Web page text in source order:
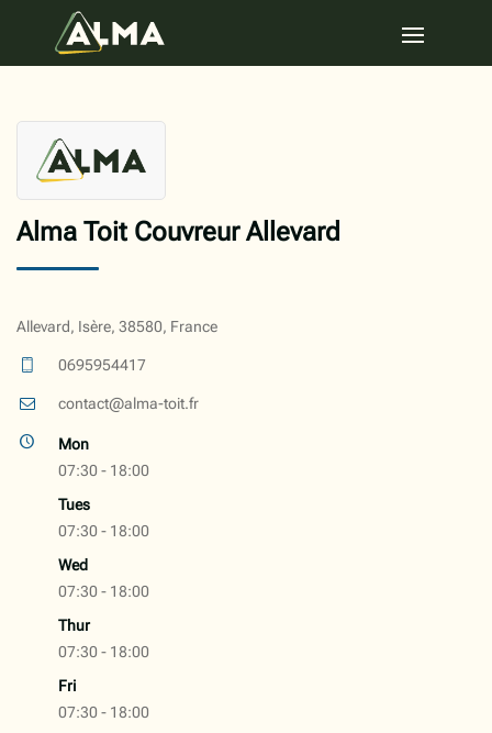
Alma Toit Couvreur Allevard
Allevard, Isère, 38580, France
0695954417
contact@alma-toit.fr
Mon
07:30 - 18:00
Tues
07:30 - 18:00
Wed
07:30 - 18:00
Thur
07:30 - 18:00
Fri
07:30 - 18:00